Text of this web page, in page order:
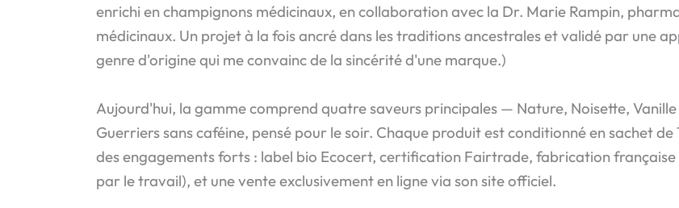
enrichi en champignons médicinaux, en collaboration avec la Dr. Marie Rampin,
médicinaux. Un projet à la fois ancré dans les traditions ancestrales et validé par une
genre d'origine qui me convainc de la sincérité d'une marque.)
Aujourd'hui, la gamme comprend quatre saveurs principales — Nature, Noisette,
Guerriers sans caféine, pensé pour le soir. Chaque produit est conditionné en sachet
des engagements forts : label bio Ecocert, certification Fairtrade, fabrication
par le travail), et une vente exclusivement en ligne via son site officiel.